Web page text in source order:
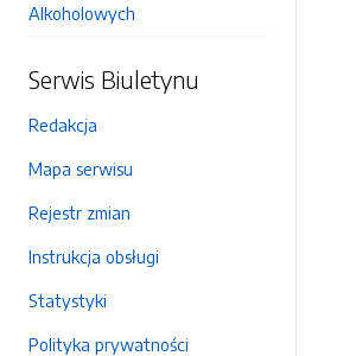
Alkoholowych
Serwis Biuletynu
Redakcja
Mapa serwisu
Rejestr zmian
Instrukcja obsługi
Statystyki
Polityka prywatności